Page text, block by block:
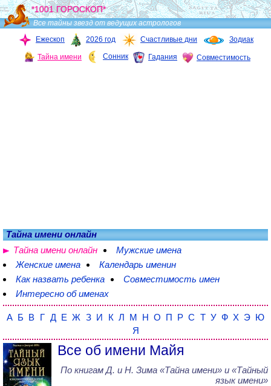
*1001 ГОРОСКОП*
Все тайны звезд от ведущих астрологов
Ежескоп
2026 год Счастливые дни Зодиак
Тайна имени Сонник Гадания Совместимость
Тайна имени онлайн
Тайна имени онлайн
Мужские имена
Женские имена
Календарь именин
Как назвать ребенка
Совместимость имен
Интересно об именах
А Б В Г Д Е Ж З И К Л М Н О П Р С Т У Ф Х Э Ю
Я
Все об имени Майя
По книгам Д. и Н. Зима «Тайна имени» и «Тайный
язык имени»